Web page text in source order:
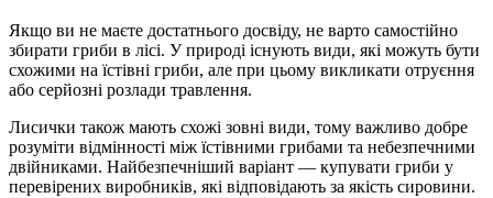
Якщо ви не маєте достатнього досвіду, не варто самостійно
збирати гриби в лісі. У природі існують види, які можуть бути
схожими на їстівні гриби, але при цьому викликати отруєння
або серйозні розлади травлення.
Лисички також мають схожі зовні види, тому важливо добре
розуміти відмінності між їстівними грибами та небезпечними
двійниками. Найбезпечніший варіант — купувати гриби у
перевірених виробників, які відповідають за якість сировини.